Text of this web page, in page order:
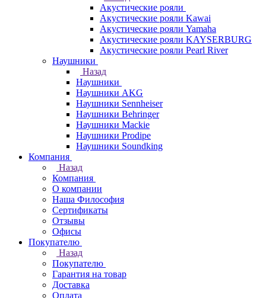
Акустические рояли
Акустические рояли Kawai
Акустические рояли Yamaha
Акустические рояли KAYSERBURG
Акустические рояли Pearl River
Наушники
Назад
Наушники
Наушники AKG
Наушники Sennheiser
Наушники Behringer
Наушники Mackie
Наушники Prodipe
Наушники Soundking
Компания
Назад
Компания
О компании
Наша Философия
Сертификаты
Отзывы
Офисы
Покупателю
Назад
Покупателю
Гарантия на товар
Доставка
Оплата